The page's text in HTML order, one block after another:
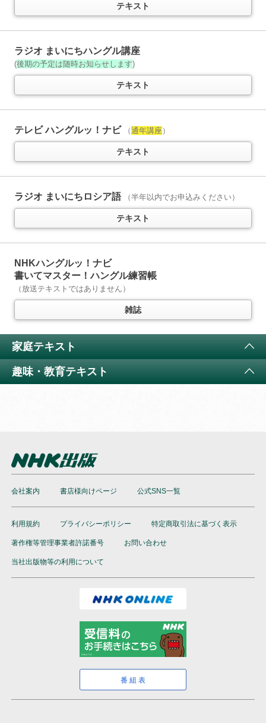
1日1文！ 集中トレーニング
「ラジオ英会話」とセット学習がおススメ
（放送テキストではありません）
雑誌
ラジオ ラジオビジネス英語 5か月以上購読で特典付き
今日から使えるビジネス英語を学ぶ
テキスト 音声
（半年以内でお申込みください）
テキスト
テレビ 会話が続く！リアル旅英語
11か月以上購読で特典付き
（通年講座）
テキスト
ラジオ まいにちハングル講座
(後期の予定は随時お知らせします)
テキスト
テレビ ハングルッ！ナビ （通年講座 ）
テキスト
ラジオ まいにちロシア語 （半年以内でお申込みください）
テキスト
NHKハングルッ！ナビ
書いてマスター！ハングル練習帳
（放送テキストではありません）
雑誌
家庭テキスト
テレビ きょうの料理
テレビ 趣味の園芸 特典付き
テキスト
テレビ やさいの時間 特典付き
趣味・教育テキスト
テレビ 将棋講座
テキスト
雑誌
テレビ NHK 俳句 特典付き
テキスト
会社案内 書店様向けページ 公式SNS一覧
利用規約 プライバシーポリシー 特定商取引法に基づく表示
著作権等管理事業者許諾番号 お問い合わせ
当社出版物等の利用について
番組表